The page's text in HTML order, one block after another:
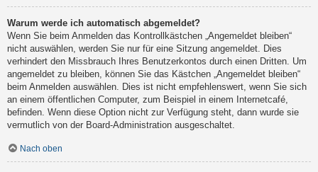
Warum werde ich automatisch abgemeldet?
Wenn Sie beim Anmelden das Kontrollkästchen „Angemeldet bleiben“
nicht auswählen, werden Sie nur für eine Sitzung angemeldet. Dies
verhindert den Missbrauch Ihres Benutzerkontos durch einen Dritten. Um
angemeldet zu bleiben, können Sie das Kästchen „Angemeldet bleiben“
beim Anmelden auswählen. Dies ist nicht empfehlenswert, wenn Sie sich
an einem öffentlichen Computer, zum Beispiel in einem Internetcafé,
befinden. Wenn diese Option nicht zur Verfügung steht, dann wurde sie
vermutlich von der Board-Administration ausgeschaltet.
Nach oben